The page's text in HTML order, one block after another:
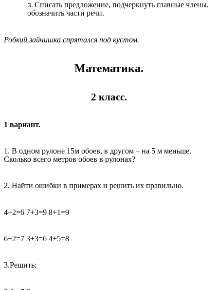
Списать предложение, подчеркнуть главные члены,
обозначить части речи.
Робкий зайчишка спрятался под кустом.
Математика.
2 класс.
1 вариант.
1. В одном рулоне 15м обоев, в другом – на 5 м меньше.
Сколько всего метров обоев в рулонах?
2. Найти ошибки в примерах и решить их правильно.
4+2=6 7+3=9 8+1=9
6+2=7 3+3=6 4+5=8
3.Решить: